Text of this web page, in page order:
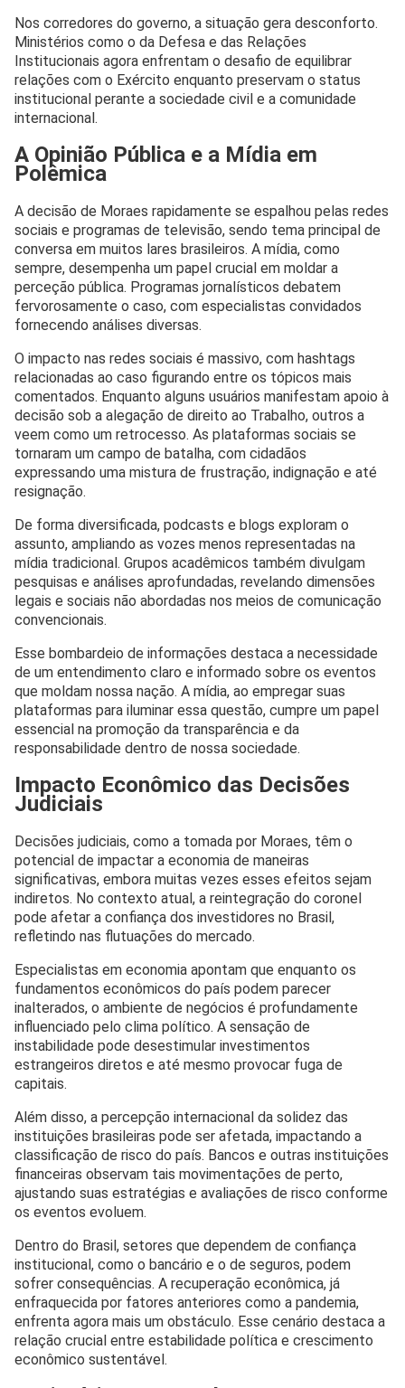
Nos corredores do governo, a situação gera desconforto.
Ministérios como o da Defesa e das Relações
Institucionais agora enfrentam o desafio de equilibrar
relações com o Exército enquanto preservam o status
institucional perante a sociedade civil e a comunidade
internacional.
A Opinião Pública e a Mídia em
Polêmica
A decisão de Moraes rapidamente se espalhou pelas redes
sociais e programas de televisão, sendo tema principal de
conversa em muitos lares brasileiros. A mídia, como
sempre, desempenha um papel crucial em moldar a
perceção pública. Programas jornalísticos debatem
fervorosamente o caso, com especialistas convidados
fornecendo análises diversas.
O impacto nas redes sociais é massivo, com hashtags
relacionadas ao caso figurando entre os tópicos mais
comentados. Enquanto alguns usuários manifestam apoio à
decisão sob a alegação de direito ao Trabalho, outros a
veem como um retrocesso. As plataformas sociais se
tornaram um campo de batalha, com cidadãos
expressando uma mistura de frustração, indignação e até
resignação.
De forma diversificada, podcasts e blogs exploram o
assunto, ampliando as vozes menos representadas na
mídia tradicional. Grupos acadêmicos também divulgam
pesquisas e análises aprofundadas, revelando dimensões
legais e sociais não abordadas nos meios de comunicação
convencionais.
Esse bombardeio de informações destaca a necessidade
de um entendimento claro e informado sobre os eventos
que moldam nossa nação. A mídia, ao empregar suas
plataformas para iluminar essa questão, cumpre um papel
essencial na promoção da transparência e da
responsabilidade dentro de nossa sociedade.
Impacto Econômico das Decisões
Judiciais
Decisões judiciais, como a tomada por Moraes, têm o
potencial de impactar a economia de maneiras
significativas, embora muitas vezes esses efeitos sejam
indiretos. No contexto atual, a reintegração do coronel
pode afetar a confiança dos investidores no Brasil,
refletindo nas flutuações do mercado.
Especialistas em economia apontam que enquanto os
fundamentos econômicos do país podem parecer
inalterados, o ambiente de negócios é profundamente
influenciado pelo clima político. A sensação de
instabilidade pode desestimular investimentos
estrangeiros diretos e até mesmo provocar fuga de
capitais.
Além disso, a percepção internacional da solidez das
instituições brasileiras pode ser afetada, impactando a
classificação de risco do país. Bancos e outras instituições
financeiras observam tais movimentações de perto,
ajustando suas estratégias e avaliações de risco conforme
os eventos evoluem.
Dentro do Brasil, setores que dependem de confiança
institucional, como o bancário e o de seguros, podem
sofrer consequências. A recuperação econômica, já
enfraquecida por fatores anteriores como a pandemia,
enfrenta agora mais um obstáculo. Esse cenário destaca a
relação crucial entre estabilidade política e crescimento
econômico sustentável.